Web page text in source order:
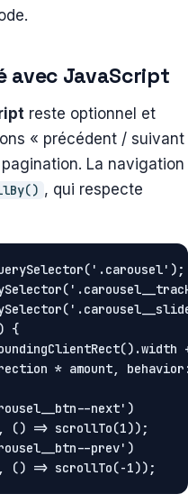
avec JavaScript
reste optionnel et
« précédent / suivant
La navigation
, qui respecte
{
* amount,
next')
() => scrollTo(1));
prev')
() => scrollTo(-1));